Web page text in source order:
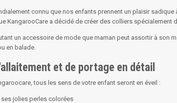
connu que nos enfants prennent un plaisir
KangarooCare a décidé de créer des colliers spécialement
un accessoire de mode que maman peut assortir à son
en balade.
et de portage en détail
tous les sens de votre enfant seront en éveil :
ses jolies perles colorées